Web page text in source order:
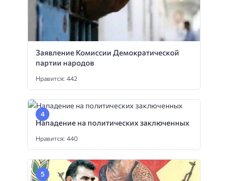
Заявление Комиссии Демократической
партии народов
Нравится: 442
Нападение на политических заключенных
Нравится: 440